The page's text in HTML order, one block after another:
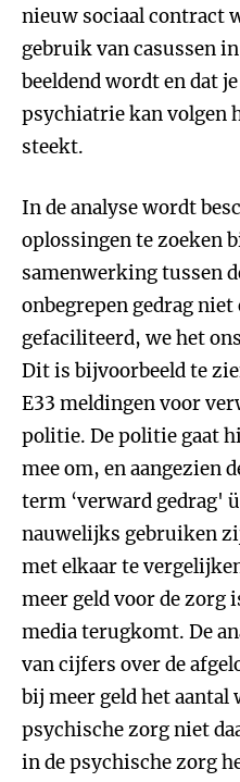
nieuw sociaal contract
gebruik van casussen
beeldend wordt en dat
psychiatrie kan volgen
steekt.
In de analyse wordt
oplossingen te zoeken
samenwerking tussen
onbegrepen gedrag
gefaciliteerd, we het
Dit is bijvoorbeeld te
E33 meldingen voor
politie. De politie gaat
mee om, en aangezien
term ‘verward gedrag'
nauwelijks gebruiken
met elkaar te
meer geld voor de zorg
media terugkomt. De
van cijfers over de
bij meer geld het aantal
psychische zorg niet
in de psychische zorg